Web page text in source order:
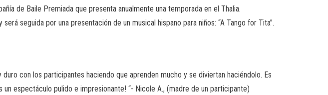
de Baile Premiada que presenta anualmente una temporada en el Thalia.
seguida por una presentación de un musical hispano para niños: “A Tango for Tita”.
con los participantes haciendo que aprenden mucho y se diviertan haciéndolo. Es
espectáculo pulido e impresionante! “- Nicole A., (madre de un participante)